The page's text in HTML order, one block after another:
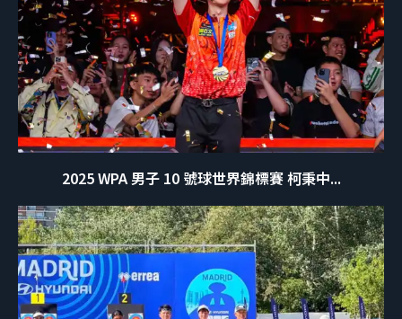
2025 WPA 男子 10 號球世界錦標賽 柯秉中...